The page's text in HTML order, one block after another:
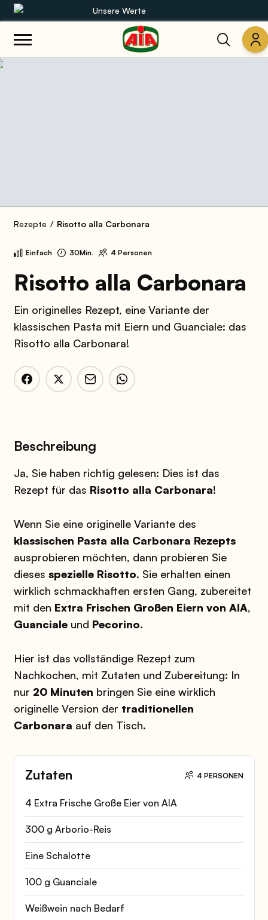
Unsere Werte
Unsere Sortimente
Rezepte Risotto alla Carbonara
Einfach 30Min. 4 Personen
Risotto alla Carbonara
Ein originelles Rezept, eine Variante der
klassischen Pasta mit Eiern und Guanciale: das
Risotto alla Carbonara!
Zutaten 4 PERSONEN
4 Extra Frische Große Eier von AIA
300 g Arborio-Reis
Eine Schalotte
100 g Guanciale
Weißwein nach Bedarf
Beschreibung
Ja, Sie haben richtig gelesen: Dies ist das
Rezept für das Risotto alla Carbonara!
Wenn Sie eine originelle Variante des
klassischen Pasta alla Carbonara Rezepts
ausprobieren möchten, dann probieren Sie
dieses spezielle Risotto. Sie erhalten einen
wirklich schmackhaften ersten Gang, zubereitet
mit den Extra Frischen Großen Eiern von AIA,
Guanciale und Pecorino.
Hier ist das vollständige Rezept zum
Nachkochen, mit Zutaten und Zubereitung: In
nur 20 Minuten bringen Sie eine wirklich
originelle Version der traditionellen
Carbonara auf den Tisch.